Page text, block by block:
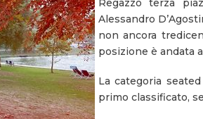
Regazzo terza
Alessandro
non ancora
posizione è andata
La categoria
primo classificato,